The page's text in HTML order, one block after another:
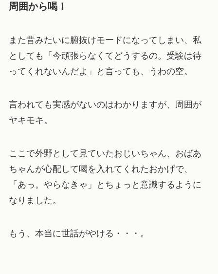
周囲から喝！
また昔みたいに腑抜けモードになってしまい、私
としても
「今頑張らなくてどうするの。受験は待
ってくれないんだよ」
と言っても、うわの空。
言われても実感がないのはわかりますが、周囲が
ヤキモキ。
ここで外野として見ていたおじいちゃん、おばあ
ちゃんが心配して喝を入れてくれたおかげで、
「あっ。やらなきゃ」
とちょっと意識するように
なりました。
もう、本当に世話がやける・・・。